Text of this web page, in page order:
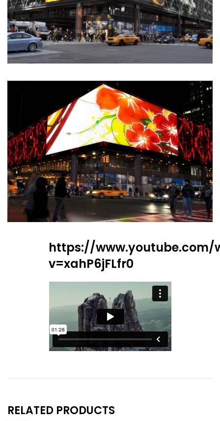
https://www.youtube.com/
v=xahP6jFLfr0
RELATED PRODUCTS